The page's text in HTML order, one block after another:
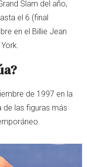
Slam del año,
el 6 (final
en el Billie Jean
de 1997 en la
de las figuras más